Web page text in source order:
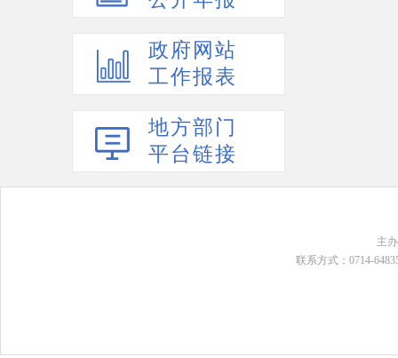
政府网站
工作报表
地方部门
平台链接
主
联系方式：0714-